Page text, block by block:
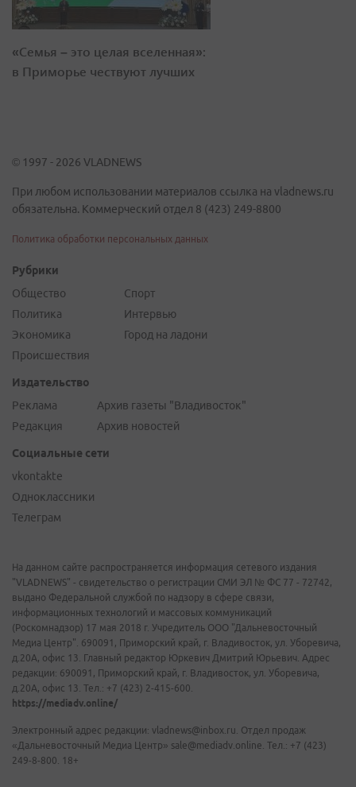
«Семья – это целая вселенная»:
в Приморье чествуют лучших
© 1997 - 2026 VLADNEWS
При любом использовании материалов ссылка на vladnews.ru
обязательна. Коммерческий отдел 8 (423) 249-8800
Политика обработки персональных данных
Рубрики
Общество
Политика
Экономика
Происшествия
Спорт
Интервью
Город на ладони
Издательство
Реклама
Редакция
Архив газеты "Владивосток"
Архив новостей
Социальные сети
vkontakte
Одноклассники
Телеграм
На данном сайте распространяется информация сетевого издания
"VLADNEWS" - свидетельство о регистрации СМИ ЭЛ № ФС 77 - 72742,
выдано Федеральной службой по надзору в сфере связи,
информационных технологий и массовых коммуникаций
(Роскомнадзор) 17 мая 2018 г. Учредитель ООО "Дальневосточный
Медиа Центр". 690091, Приморский край, г. Владивосток, ул. Уборевича,
д.20А, офис 13. Главный редактор Юркевич Дмитрий Юрьевич. Адрес
редакции: 690091, Приморский край, г. Владивосток, ул. Уборевича,
д.20А, офис 13. Тел.: +7 (423) 2-415-600.
https://mediadv.online/
Электронный адрес редакции: vladnews@inbox.ru. Отдел продаж
«Дальневосточный Медиа Центр» sale@mediadv.online. Тел.: +7 (423)
249-8-800. 18+